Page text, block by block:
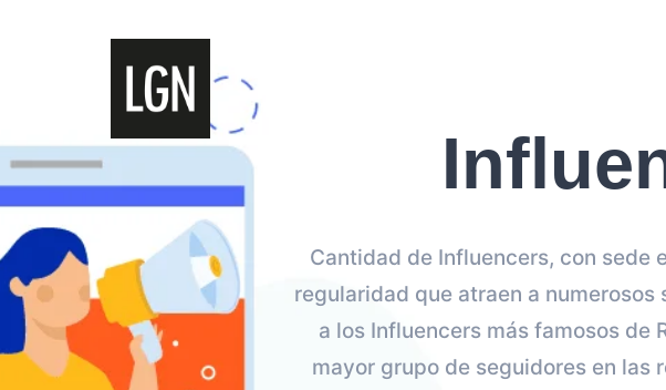
Cantidad de Influencers, con sede
regularidad que atraen a
a los Influencers más famosos de
mayor grupo de seguidores en las